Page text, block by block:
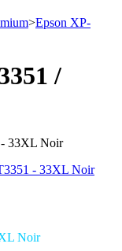
>Epson XP-
/
Noir